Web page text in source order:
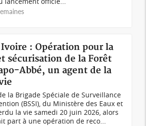
: Opération pour la
sécurisation de la Forêt
Abbé, un agent de la
la Brigade Spéciale de Surveillance
(BSSI), du Ministère des Eaux et
la vie samedi 20 juin 2026, alors
part à une opération de reco...